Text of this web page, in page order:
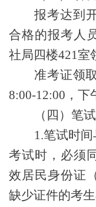
报考达到
合格的报考人
社局四楼421室
准考证领取
8:00-12:00，下
（四）笔试
1.笔试时间
考试时，必须
效居民身份证
缺少证件的考